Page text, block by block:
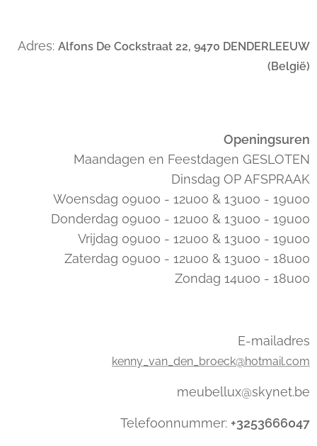
Adres: Alfons De Cockstraat 22, 9470 DENDERLEEUW
(België)
Openingsuren
Maandagen en Feestdagen GESLOTEN
Dinsdag OP AFSPRAAK
Woensdag 09u00 - 12u00 & 13u00 - 19u00
Donderdag 09u00 - 12u00 & 13u00 - 19u00
Vrijdag 09u00 - 12u00 & 13u00 - 19u00
Zaterdag 09u00 - 12u00 & 13u00 - 18u00
Zondag 14u00 - 18u00
E-mailadres
kenny_van_den_broeck@hotmail.com
meubellux@skynet.be
Telefoonnummer: +3253666047